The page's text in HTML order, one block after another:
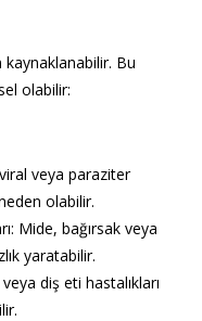
kaynaklanabilir. Bu
olabilir:
veya paraziter
olabilir.
: Mide, bağırsak veya
yaratabilir.
veya diş eti hastalıkları